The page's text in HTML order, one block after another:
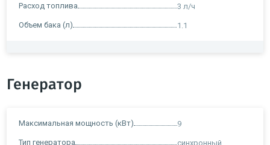
Расход топлива 3 л/ч
Объем бака (л) 1.1
Генератор
Максимальная мощность (кВт) 9
Тип генератора синхронный